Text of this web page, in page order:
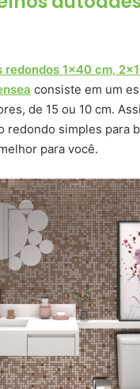
redondos 1×40 cm,
consiste em um
de 15 ou 10 cm.
redondo simples para
para você.